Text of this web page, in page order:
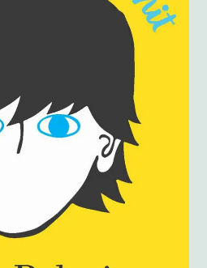
Ditarë
Evente